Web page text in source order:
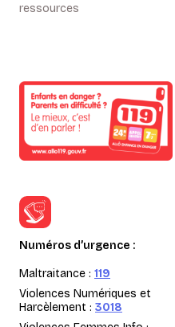
ressources
Numéros d’urgence :
Maltraitance : 119
Violences Numériques et
Harcèlement : 3018